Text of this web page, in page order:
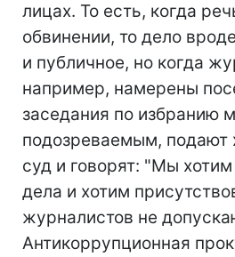
лицах. То есть, когда
обвинении, то дело
и публичное, но когда
например, намерены
заседания по избранию
подозреваемым, подают
суд и говорят: "Мы
дела и хотим
журналистов не
Антикоррупционная